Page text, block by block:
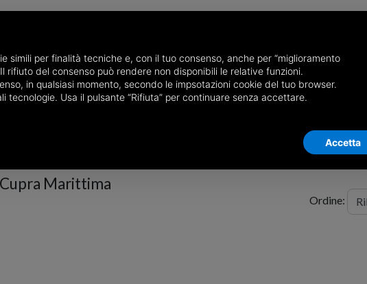
Piceno Terreni agricoli in affitto a Cupra Marittima
Ricevi copia
Marittima
Ordine:
simili per finalità tecniche e, con il tuo consenso, anche per “miglioramento
rifiuto del consenso può rendere non disponibili le relative funzioni.
in qualsiasi momento, secondo le impsotazioni cookie del tuo browser.
tecnologie. Usa il pulsante “Rifiuta” per continuare senza accettare.
Accetta